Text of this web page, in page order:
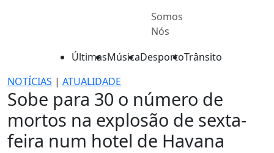
Somos
Nós
ÚltimasMúsicaDesportoTrânsito
NOTÍCIAS | ATUALIDADE
Sobe para 30 o número de
mortos na explosão de sexta-
feira num hotel de Havana